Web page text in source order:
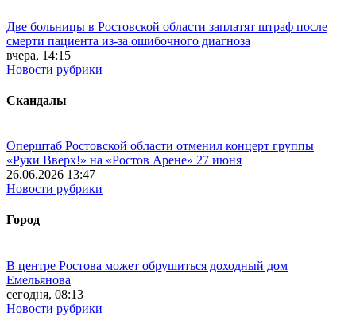
Две больницы в Ростовской области заплатят штраф после
смерти пациента из-за ошибочного диагноза
вчера, 14:15
Новости рубрики
Скандалы
Оперштаб Ростовской области отменил концерт группы
«Руки Вверх!» на «Ростов Арене» 27 июня
26.06.2026 13:47
Новости рубрики
Город
В центре Ростова может обрушиться доходный дом
Емельянова
сегодня, 08:13
Новости рубрики